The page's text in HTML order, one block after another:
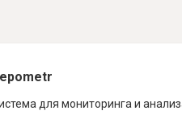
для мониторинга и